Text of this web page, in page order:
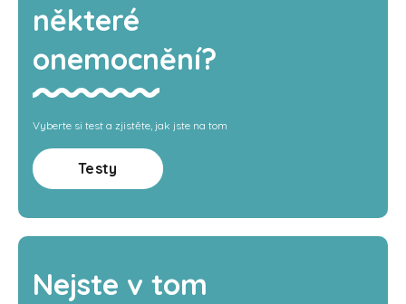
některé
onemocnění?
Vyberte si test a zjistěte, jak jste na tom
Testy
Nejste v tom